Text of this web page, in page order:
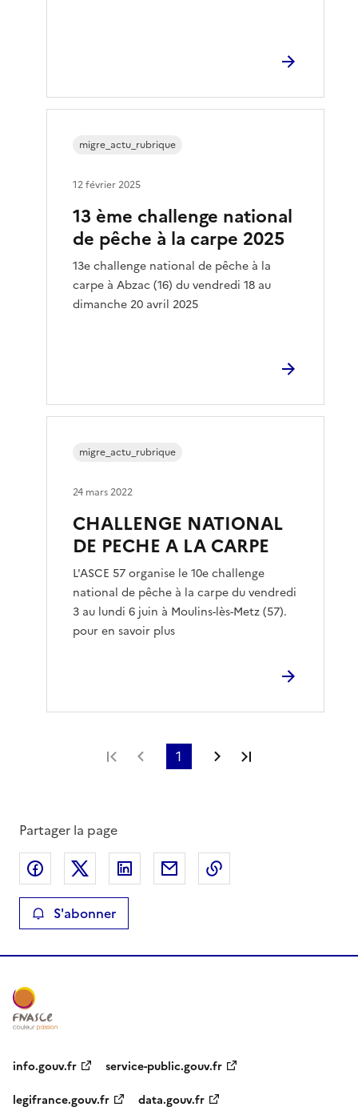
13 ème challenge national
de pêche à la carpe 2025
13e challenge national de pêche à la
carpe à Abzac (16) du vendredi 18 au
dimanche 20 avril 2025
migre_actu_rubrique
12 février 2025
CHALLENGE NATIONAL
DE PECHE A LA CARPE
L'ASCE 57 organise le 10e challenge
national de pêche à la carpe du vendredi
3 au lundi 6 juin à Moulins-lès-Metz (57).
pour en savoir plus
migre_actu_rubrique
24 mars 2022
Première page
Page précédente
1 Page suivante
Partager la page
Partager sur Facebook
Partager sur XPartager sur LinkedIn
Partager par email
S'abonner
info.gouv.fr
service-public.gouv.fr
legifrance.gouv.fr
data.gouv.fr